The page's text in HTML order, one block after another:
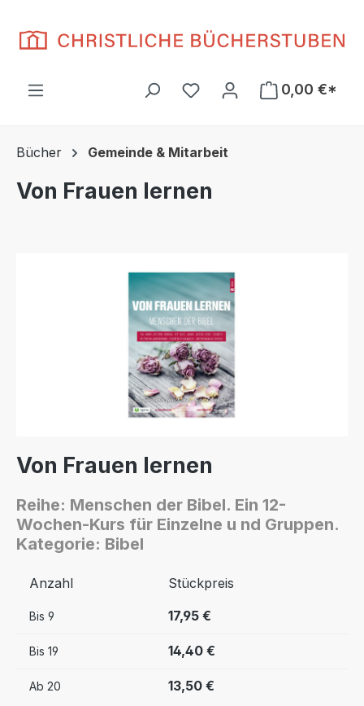
Du hast 0 Produkte auf
0,00 €*
Bücher Gemeinde & Mitarbeit
Von Frauen lernen
Von Frauen lernen
Reihe: Menschen der Bibel. Ein 12-
Wochen-Kurs für Einzelne u nd Gruppen.
Kategorie: Bibel
Anzahl Stückpreis
Bis 9 17,95 €
Bis 19 14,40 €
Ab 20 13,50 €